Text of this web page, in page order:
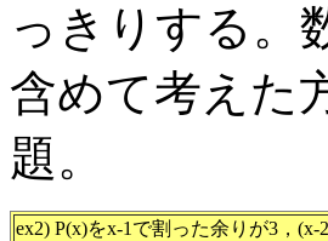
っきりする。
含めて考えた
題。
ex2) P(x)をx-1で割った余りが3，